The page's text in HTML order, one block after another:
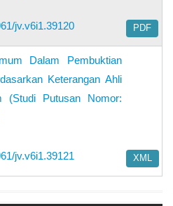
jv.v6i1.39120 PDF
Dalam Pembuktian
Keterangan Ahli
(Studi Putusan Nomor:
jv.v6i1.39121 XML